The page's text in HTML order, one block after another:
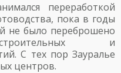
переработкой
пока в годы
не было переброшено
и
С тех пор Зауралье
центров.